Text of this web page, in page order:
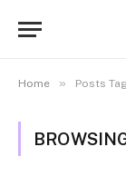
Home » Posts